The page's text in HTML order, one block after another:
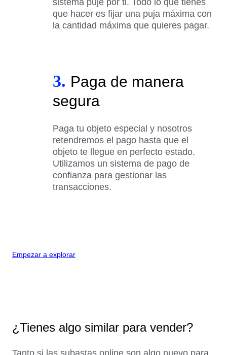
que hacer es fijar una puja máxima con
la cantidad máxima que quieres pagar.
3. Paga de manera
segura
Paga tu objeto especial y nosotros
retendremos el pago hasta que el
objeto te llegue en perfecto estado.
Utilizamos un sistema de pago de
confianza para gestionar las
transacciones.
Empezar a explorar
¿Tienes algo similar para vender?
Tanto si las subastas online son algo nuevo para